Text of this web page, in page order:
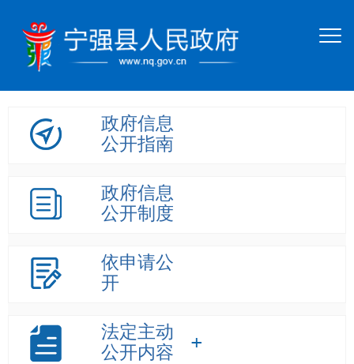
政府信息
公开指南
政府信息
公开制度
依申请公
开
法定主动
公开内容